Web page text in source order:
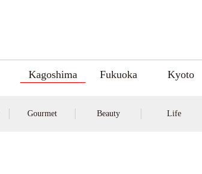
Kagoshima Fukuoka Kyoto
Gourmet Beauty Life